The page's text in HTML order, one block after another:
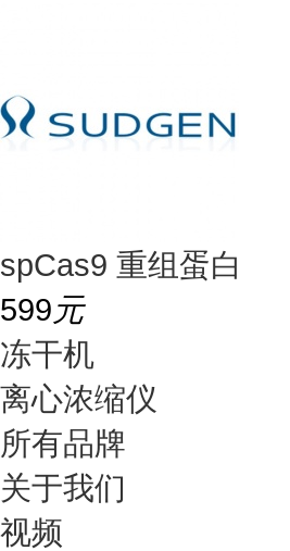
spCas9 重组蛋白
599元
冻干机
离心浓缩仪
所有品牌
关于我们
视频